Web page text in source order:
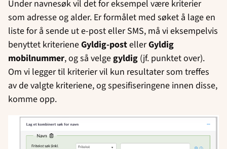
Under navnesøk vil det for eksempel være kriterier
som adresse og alder. Er formålet med søket å lage en
liste for å sende ut e-post eller SMS, må vi eksempelvis
benyttet kriterieneGyldig-postellerGyldig
mobilnummer, og så velge gyldig (jf. punktet over).
Om vi legger til kriterier vil kun resultater som treffes
av de valgte kriteriene, og spesifiseringene innen disse,
komme opp.